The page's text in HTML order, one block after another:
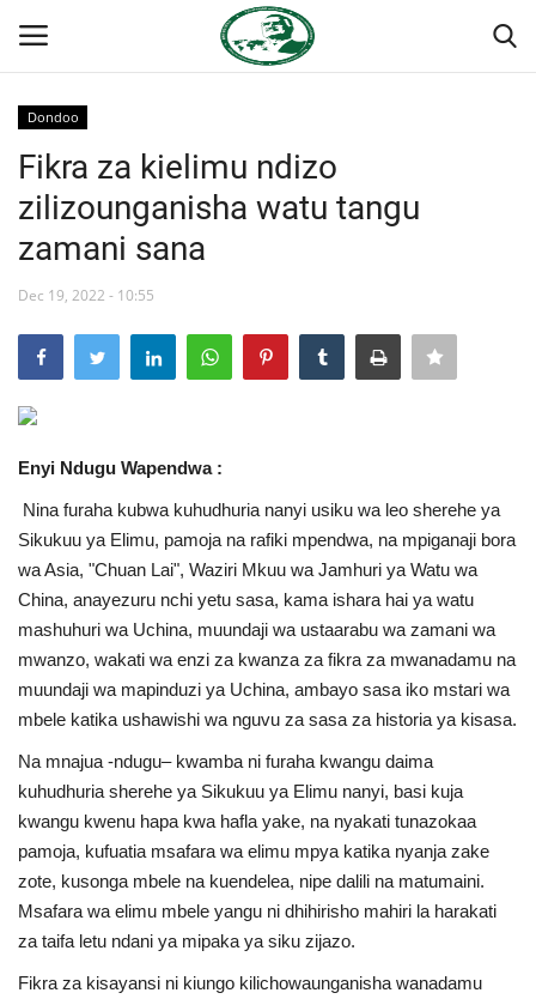
Nyumba
Wasiliana
Misri
Timu yetu
Urithi wa Nasser
Habari
Harakati ya Nasser kwa Vijana
Udhamini wa Nasser
Kanuni na Masharti ya Udhamini wa
Nasser
Nyaraka na Marejeleo
Waanzilishi
Dondoo
Fikra za kielimu ndizo
zilizounganisha watu tangu
zamani sana
Dec 19, 2022 - 10:55
Enyi Ndugu Wapendwa :
Nina furaha kubwa kuhudhuria nanyi usiku wa leo sherehe ya
Sikukuu ya Elimu, pamoja na rafiki mpendwa, na mpiganaji bora
wa Asia, "Chuan Lai", Waziri Mkuu wa Jamhuri ya Watu wa
China, anayezuru nchi yetu sasa, kama ishara hai ya watu
mashuhuri wa Uchina, muundaji wa ustaarabu wa zamani wa
mwanzo, wakati wa enzi za kwanza za fikra za mwanadamu na
muundaji wa mapinduzi ya Uchina, ambayo sasa iko mstari wa
mbele katika ushawishi wa nguvu za sasa za historia ya kisasa.
Na mnajua -ndugu– kwamba ni furaha kwangu daima
kuhudhuria sherehe ya Sikukuu ya Elimu nanyi, basi kuja
kwangu kwenu hapa kwa hafla yake, na nyakati tunazokaa
pamoja, kufuatia msafara wa elimu mpya katika nyanja zake
zote, kusonga mbele na kuendelea, nipe dalili na matumaini.
Msafara wa elimu mbele yangu ni dhihirisho mahiri la harakati
za taifa letu ndani ya mipaka ya siku zijazo.
Fikra za kisayansi ni kiungo kilichowaunganisha wanadamu